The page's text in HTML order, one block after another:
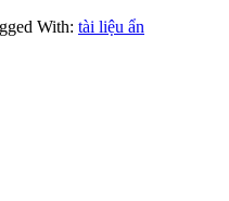
With: tài liệu ẩn